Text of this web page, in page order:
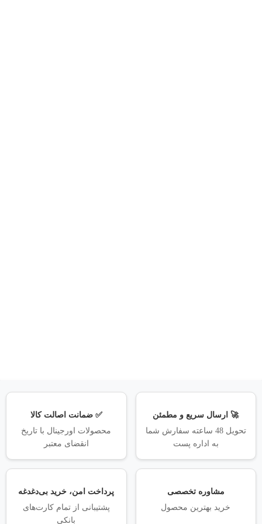
🚀 ارسال سریع و مطمئن
تحویل 48 ساعته سفارش شما
به اداره پست
✅ ضمانت اصالت کالا
محصولات اورجینال با تاریخ
انقضای معتبر
مشاوره تخصصی
خرید بهترین محصول
پرداخت امن، خرید بی‌دغدغه
پشتیبانی از تمام کارت‌های
بانکی